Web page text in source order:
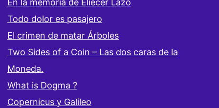
En la memoria de Eliecer Lazo
Todo dolor es pasajero
El crimen de matar Árboles
Two Sides of a Coin – Las dos caras de la
Moneda.
What is Dogma ?
Copernicus y Galileo